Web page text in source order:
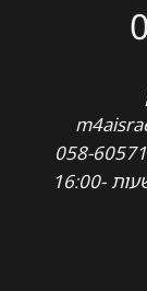
א'-ה' בין השעות 16:00-